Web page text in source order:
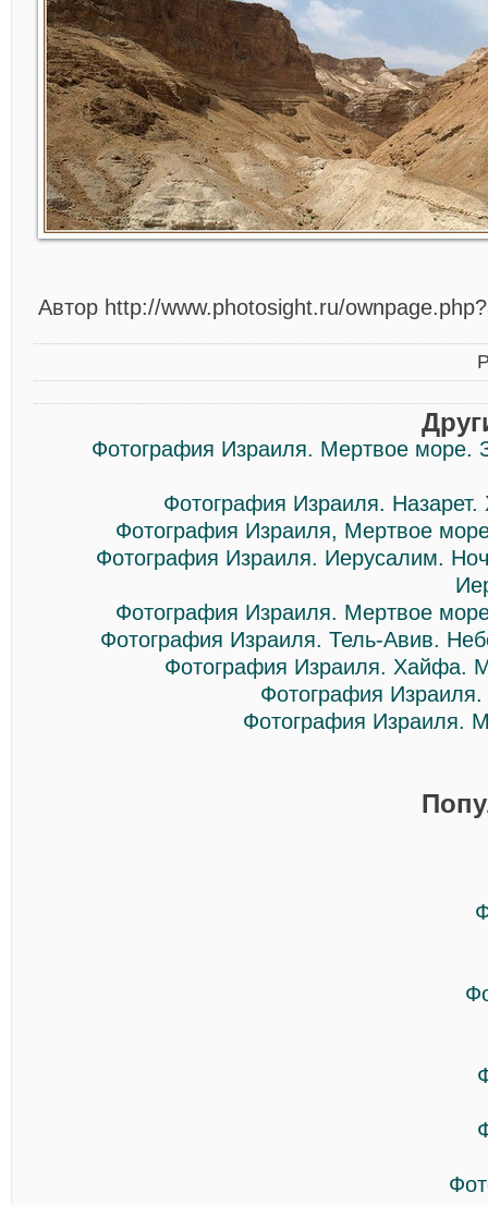
Автор http://www.photosight.ru/
Фотография Израиля. Мертвое море.
Фотография Израиля.
Фотография Израиля, Мертвое
Фотография Израиля. Иерусалим.
Фотография Израиля. Мертвое
Фотография Израиля. Тель-Авив.
Фотография Израиля. Хайфа.
Фотография
Фотография Израиля.